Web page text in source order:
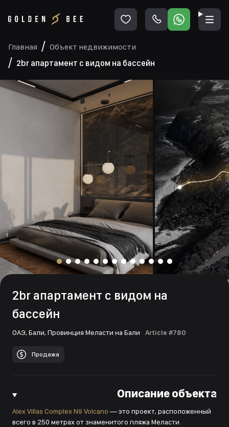
Главная
Объект недвижимости
2br апартамент с видом на бассейн
2br апартамент с видом на
бассейн
ОАЭ, Бали, Провинция Меласти на Бали Article #780
Продажа
Описание объекта
Alex Villas Complex N9 Volcano — это проект, расположенный
всего в 250 метрах от знаменитого пляжа Меласти.